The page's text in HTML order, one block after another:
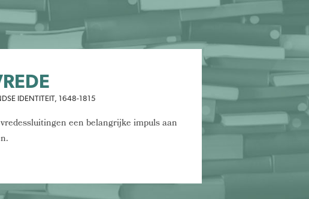
IDENTITEIT, 1648-1815
een belangrijke impuls aan